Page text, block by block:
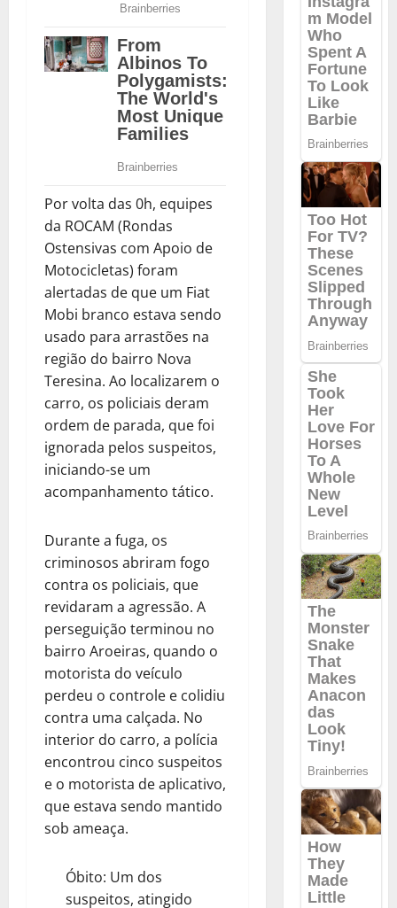
Por volta das 0h, equipes
da ROCAM (Rondas
Ostensivas com Apoio de
Motocicletas) foram
alertadas de que um Fiat
Mobi branco estava sendo
usado para arrastões na
região do bairro Nova
Teresina. Ao localizarem o
carro, os policiais deram
ordem de parada, que foi
ignorada pelos suspeitos,
iniciando-se um
acompanhamento tático.
Durante a fuga, os
criminosos abriram fogo
contra os policiais, que
revidaram a agressão. A
perseguição terminou no
bairro Aroeiras, quando o
motorista do veículo
perdeu o controle e colidiu
contra uma calçada. No
interior do carro, a polícia
encontrou cinco suspeitos
e o motorista de aplicativo,
que estava sendo mantido
sob ameaça.
Óbito: Um dos
suspeitos, atingido